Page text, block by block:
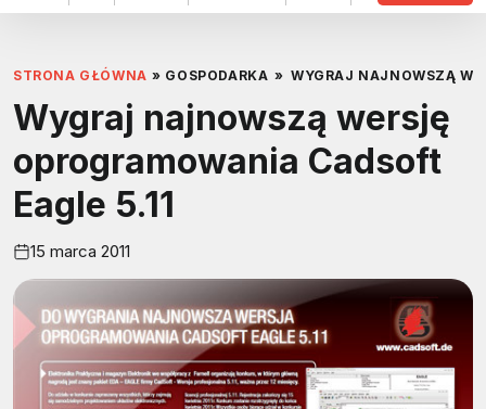
STRONA GŁÓWNA » GOSPODARKA » WYGRAJ NAJNOWSZĄ
Wygraj najnowszą wersję
oprogramowania Cadsoft
Eagle 5.11
15 marca 2011